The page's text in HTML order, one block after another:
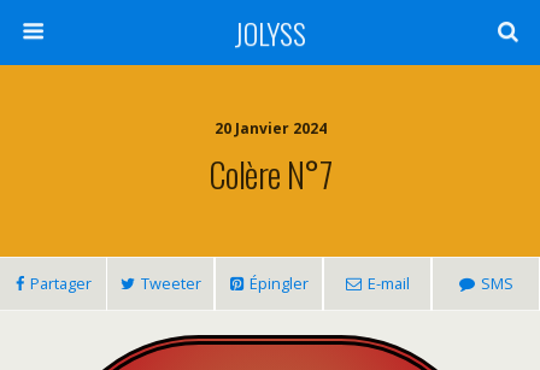
JOLYSS
20 Janvier 2024
Colère N°7
Partager Tweeter Épingler E-mail SMS